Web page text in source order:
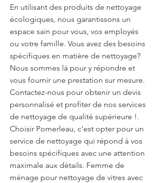
En utilisant des produits de nettoyage
écologiques, nous garantissons un
espace sain pour vous, vos employés
ou votre famille. Vous avez des besoins
spécifiques en matière de nettoyage?
Nous sommes là pour y répondre et
vous fournir une prestation sur mesure.
Contactez-nous pour obtenir un devis
personnalisé et profiter de nos services
de nettoyage de qualité supérieure !.
Choisir Pomerleau, c’est opter pour un
service de nettoyage qui répond à vos
besoins spécifiques avec une attention
maximale aux détails. Femme de
ménage pour nettoyage de vitres avec